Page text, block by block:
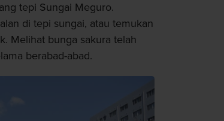
tepi Sungai Meguro.
di tepi sungai, atau temukan
Melihat bunga sakura telah
berabad-abad.